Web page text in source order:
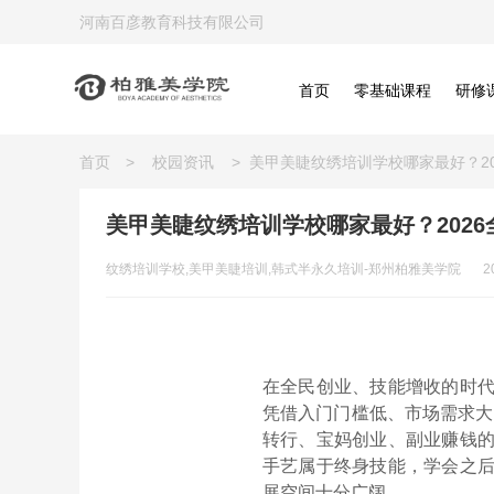
河南百彦教育科技有限公司
首页 零基础课程 研修
首页 > 校园资讯 > 美甲美睫纹绣培训学校哪家最好？
美甲美睫纹绣培训学校哪家最好？
纹绣培训学校,美甲美睫培训,韩式半永久培训-郑州柏雅美学院
在全民创业、技能增收的时
凭借入门门槛低、市场需求
转行、宝妈创业、副业赚钱
手艺属于终身技能，学会之